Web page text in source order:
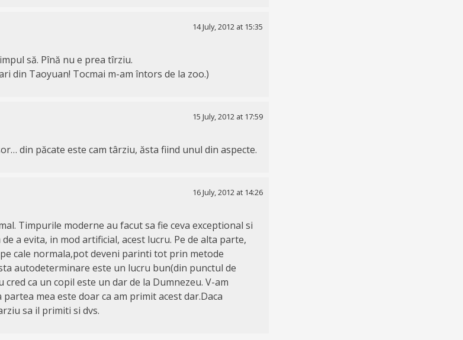
14 July, 2012 at 15:35
să. Pînă nu e prea tîrziu.
din Taoyuan! Tocmai m-am întors de la zoo.)
15 July, 2012 at 17:59
din păcate este cam târziu, ăsta fiind unul din aspecte.
16 July, 2012 at 14:26
Timpurile moderne au facut sa fie ceva exceptional si
a evita, in mod artificial, acest lucru. Pe de alta parte,
cale normala,pot deveni parinti tot prin metode
autodeterminare este un lucru bun(din punctul de
cred ca un copil este un dar de la Dumnezeu. V-am
mea este doar ca am primit acest dar.Daca
sa il primiti si dvs.